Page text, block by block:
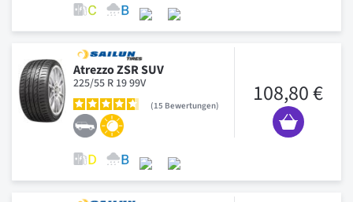
Atrezzo ZSR SUV
225/55 R 19 99V
15 Bewertungen 108,80 €